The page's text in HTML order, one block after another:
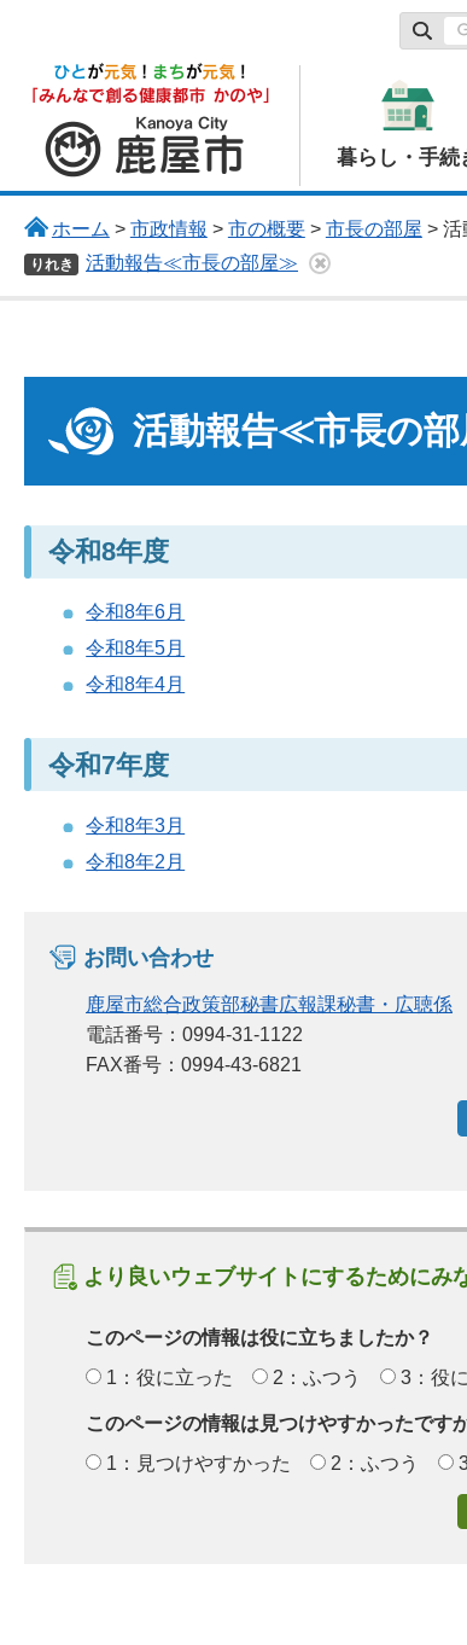
鹿屋市
暮らし・手続
ホーム > 市政情報 > 市の概要> 市長の部屋 >
りれき 活動報告≪市長の部屋≫
活動報告≪市長の
令和8年度
令和8年6月
令和8年5月
令和8年4月
令和7年度
令和8年3月
令和8年2月
お問い合わせ
鹿屋市総合政策部秘書広報課秘書・広聴係
電話番号：0994-31-1122
FAX番号：0994-43-6821
より良いウェブサイトにするためにみ
このページの情報は役に立ちましたか？
1：役に立った
2：ふつう 3：役
このページの情報は見つけやすかったです
1：見つけやすかった
2：ふつう